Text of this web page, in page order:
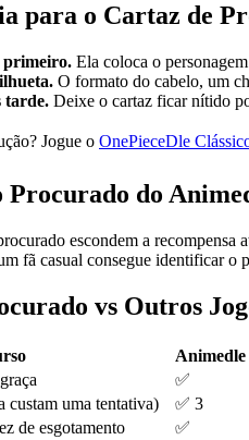
para o Cartaz de
primeiro. Ela coloca o
O formato do cabelo, um
tarde. Deixe o cartaz ficar nítido
Jogue o OnePieceDle
Procurado do
escondem a recompensa
fã casual consegue identificar o
vs Outros
✅
custam uma tentativa)
✅ 3
de esgotamento
✅